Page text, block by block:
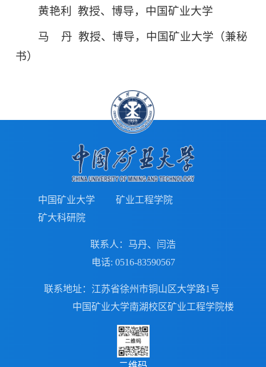
黄艳利 教授、博导，中国矿业大学
马
丹 教授、博导，中国矿业大学（兼秘
书）
中国矿业大学
矿业工程学院
矿大科研院
联系人：马丹、闫浩
电话: 0516-83590567
联系地址：江苏省徐州市铜山区大学路1号
中国矿业大学南湖校区矿业工程学院楼